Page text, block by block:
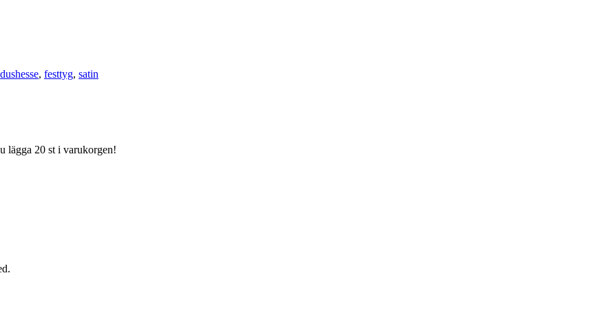
dushesse, festtyg, satin
lägga 20 st i varukorgen!